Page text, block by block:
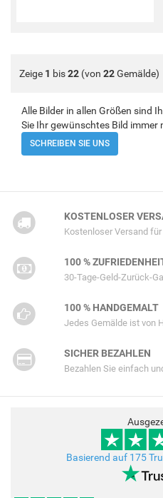
Zeige 1 bis22 (von 22Gemälde)
Alle Bilder in allen Größen sind
Sie Ihr gewünschtes Bild immer
SCHREIBEN SIE UNS
KOSTENLOSER
Kostenloser Versand
100 %
30-Tage-Geld-Zurück-
100 % HANDGEMALT
Jedes Gemälde ist von
SICHER BEZAHLEN
Bezahlen Sie einfach
Basierend auf 175